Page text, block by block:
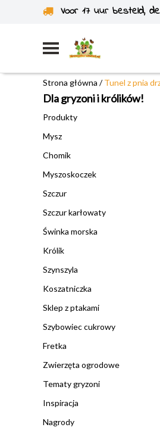
Voor 17 uur besteld,
Wysyłka z własnego
Strona główna /Tunel z pnia
Dla gryzoni i królików!
Produkty
Mysz
Chomik
Myszoskoczek
Szczur
Szczur karłowaty
Świnka morska
Królik
Szynszyla
Koszatniczka
Sklep z ptakami
Szybowiec cukrowy
Fretka
Zwierzęta ogrodowe
Tematy gryzoni
Inspiracja
Nagrody